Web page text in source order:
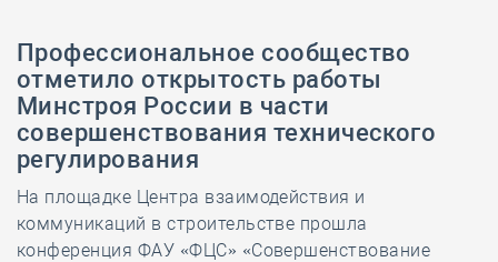
Профессиональное сообщество
отметило открытость работы
Минстроя России в части
совершенствования технического
регулирования
На площадке Центра взаимодействия и
коммуникаций в строительстве прошла
конференция ФАУ «ФЦС» «Совершенствование